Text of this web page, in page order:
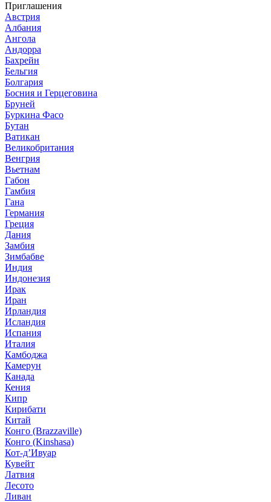
Приглашения
Австрия
Албания
Ангола
Андорра
Бахрейн
Бельгия
Болгария
Босния и Герцеговина
Бруней
Буркина Фасо
Бутан
Ватикан
Великобритания
Венгрия
Вьетнам
Габон
Гамбия
Гана
Германия
Греция
Дания
Замбия
Зимбабве
Индия
Индонезия
Ирак
Иран
Ирландия
Исландия
Испания
Италия
Камбоджа
Камерун
Канада
Кения
Кипр
Кирибати
Китай
Конго (Brazzaville)
Конго (Kinshasa)
Кот-д’Ивуар
Кувейт
Латвия
Лесото
Ливан